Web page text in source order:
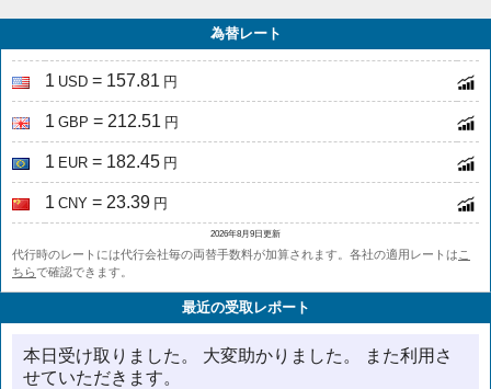
為替レート
1 USD = 157.81 円
1 GBP = 212.51 円
1 EUR = 182.45 円
1 CNY = 23.39 円
2026年8月9日更新
代行時のレートには代行会社毎の両替手数料が加算されます。各社の適用レートはこ
ちらで確認できます。
最近の受取レポート
本日受け取りました。 大変助かりました。 また利用さ
せていただきます。